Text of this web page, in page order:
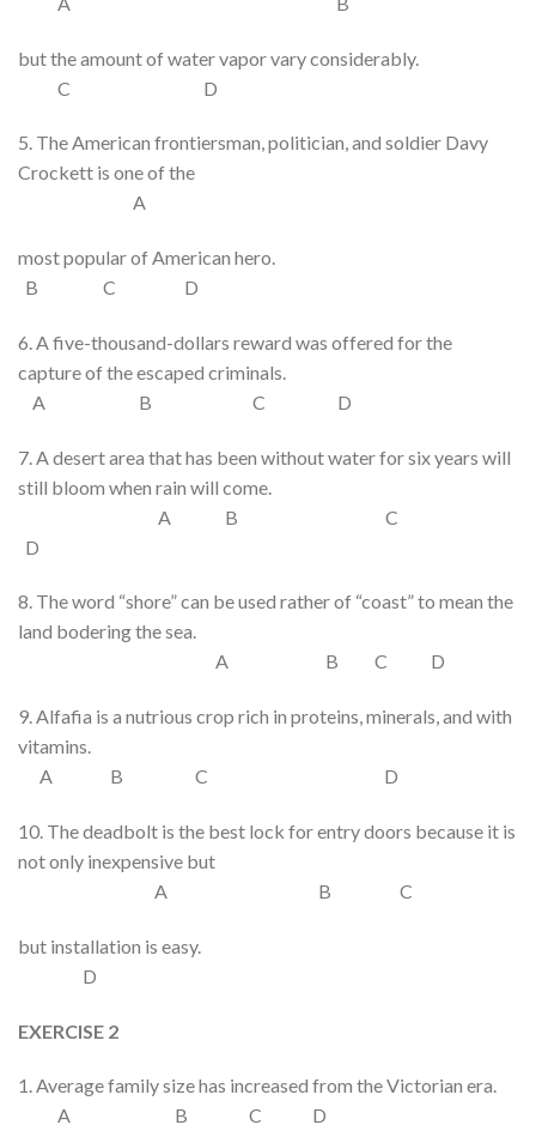
butthe amount ofwater vaporvaryconsiderably.
C D
5. The American frontiersman, politician, and soldier Davy
Crockett is one of the
A
mostpopularofAmerican hero.
B C D
6.Afive-thousand-dollars reward was offered for the
capture ofthe escaped criminals.
A B C D
7. A desert area thathas been without waterfor six years will
still bloom when rain will come
A B C
D
8. The word “shore” can be used ratherof “coast”to mean the
land boderingthe sea.
A B C D
9.Alfafia is a nutrious crop rich in proteins, minerals, and with
vitamins.
A B C D
10. The deadbolt is the best lock for entry doors because it is
not only inexpensive but
A B C
but installation is easy.
D
EXERCISE 2
1.Averagefamily sizehas increased from theVictorian era.
A B C D